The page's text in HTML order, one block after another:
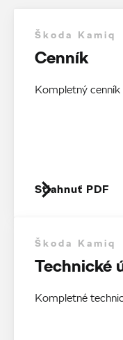
Škoda Kamiq
Cenník
Kompletný cenník
Stiahnuť PDF
Škoda Kamiq
Technické
Kompletné